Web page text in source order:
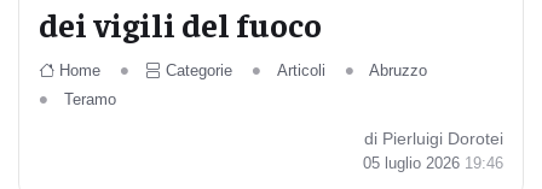
dei vigili del fuoco
Home Categorie Articoli
Abruzzo
Teramo
di Pierluigi Dorotei
05 luglio 2026 19:46